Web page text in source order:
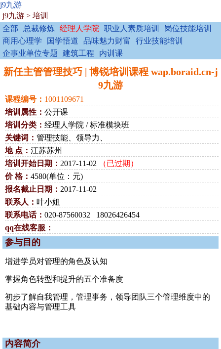
j9九游
j9九游 > 培训
全部
总裁修炼 经理人学院 职业人素质培训
岗位技能培训
商用心理学
国学悟道 品味魅力财富
行业技能培训
企事业单位专题
建筑工程 内训课
新任主管管理技巧 | 博锐培训课程 wap.boraid.cn-j
9九游
课程编号： 1001109671
培训属性： 公开课
培训分类： 经理人学院 / 标准模块班
关键词： 管理技能、领导力、
地 点： 江苏苏州
培训开始日期： 2017-11-02
（已过期）
价 格： 4580(单位：元)
报名截止日期： 2017-11-02
联系人： 叶小姐
联系电话： 020-87560032 18026426454
qq在线客服：
参与目的
增进学员对管理的角色及认知
掌握角色转型和提升的五个准备度
初步了解自我管理，管理事务，领导团队三个管理维度中的
基础内容与管理工具
内容简介